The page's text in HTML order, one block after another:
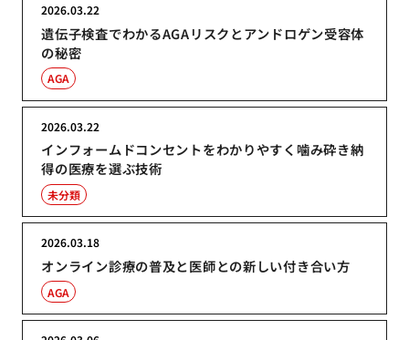
遺伝子検査でわかるAGAリスクとアンドロゲン受容体
の秘密
2026.03.22
AGA
インフォームドコンセントをわかりやすく噛み砕き納
得の医療を選ぶ技術
2026.03.22
未分類
オンライン診療の普及と医師との新しい付き合い方
2026.03.18
AGA